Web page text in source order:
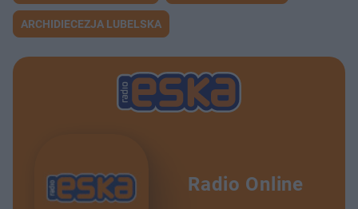
ARCHIDIECEZJA LUBELSKA
Radio Online